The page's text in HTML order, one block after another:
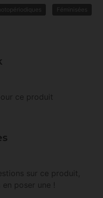
Féminisées
ce produit
sur ce produit,
poser une !